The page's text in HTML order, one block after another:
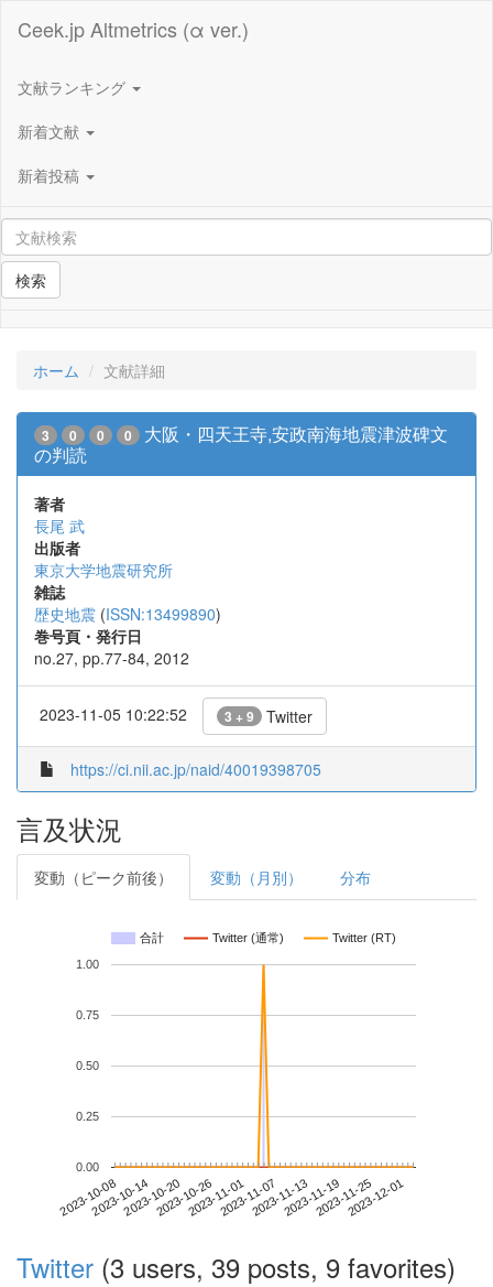
Ceek.jp Altmetrics (α ver.)
文献ランキング
新着文献
新着投稿
検索
ホーム 文献詳細
3 0 0 0
大阪・四天王寺,安政南海地震津波碑文
の判読
著者
長尾 武
出版者
東京大学地震研究所
雑誌
歴史地震 (ISSN:13499890)
巻号頁・発行日
no.27, pp.77-84, 2012
2023-11-05 10:22:52 3 + 9 Twitter
https://ci.nii.ac.jp/naid/40019398705
言及状況
変動（ピーク前後） 変動（月別） 分布
合計 Twitter (通常) Twitter (RT)
2023-10-082023-10-142023-10-202023-10-262023-11-012023-11-072023-11-132023-11-192023-11-252023-12-01
0.00
0.25
0.50
0.75
1.00
Twitter (3 users, 39 posts, 9 favorites)